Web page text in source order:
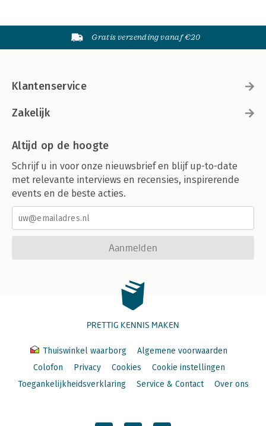
Gratis verzending vanaf €20
Klantenservice
Zakelijk
Altijd op de hoogte
Schrijf u in voor onze nieuwsbrief en blijf up-to-date
met relevante interviews en recensies, inspirerende
events en de beste acties.
Aanmelden
PRETTIG KENNIS MAKEN
Thuiswinkel waarborg
Algemene voorwaarden
Colofon
Privacy Cookies
Cookie instellingen
Toegankelijkheidsverklaring
Service & Contact Over ons